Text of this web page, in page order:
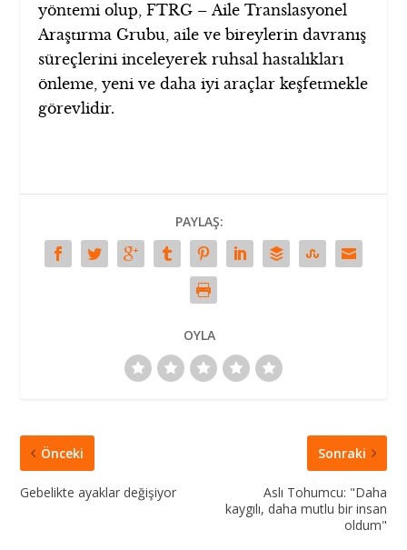
yöntemi olup, FTRG – Aile Translasyonel
Araştırma Grubu, aile ve bireylerin davranış
süreçlerini inceleyerek ruhsal hastalıkları
önleme, yeni ve daha iyi araçlar keşfetmekle
görevlidir.
PAYLAŞ:
OYLA
Önceki
Gebelikte ayaklar değişiyor
Sonraki
Aslı Tohumcu: "Daha
kaygılı, daha mutlu bir insan
oldum"